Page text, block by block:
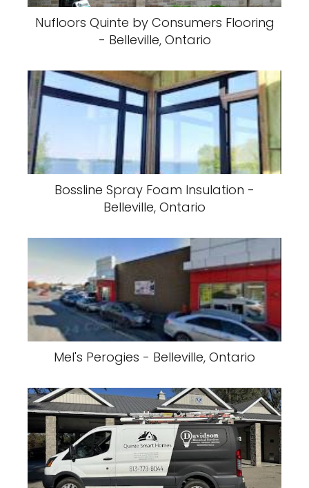
Nufloors Quinte by Consumers Flooring
- Belleville, Ontario
Bossline Spray Foam Insulation -
Belleville, Ontario
Mel's Perogies - Belleville, Ontario